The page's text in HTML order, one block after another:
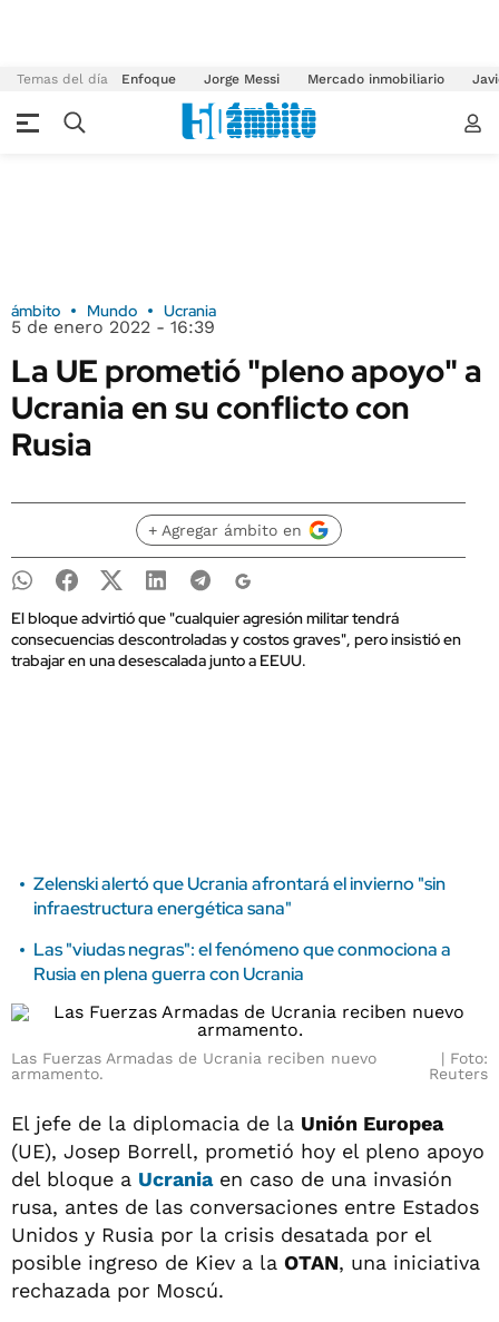
Temas del día Enfoque Jorge Messi Mercado inmobiliario
ámbito Mundo Ucrania
5 de enero 2022 - 16:39
La UE prometió "pleno apoyo" a
Ucrania en su conflicto con
Rusia
+ Agregar ámbito en
El bloque advirtió que "cualquier agresión militar tendrá
consecuencias descontroladas y costos graves", pero insistió en
trabajar en una desescalada junto a EEUU.
Zelenski alertó que Ucrania afrontará el invierno "sin
infraestructura energética sana"
Las "viudas negras": el fenómeno que conmociona a
Rusia en plena guerra con Ucrania
Las Fuerzas Armadas de Ucrania reciben nuevo
armamento.
Foto:
Reuters
El jefe de la diplomacia de la Unión Europea
(UE), Josep Borrell, prometió hoy el pleno apoyo
del bloque a Ucraniaen caso de una invasión
rusa, antes de las conversaciones entre Estados
Unidos y Rusia por la crisis desatada por el
posible ingreso de Kiev a la OTAN, una iniciativa
rechazada por Moscú.